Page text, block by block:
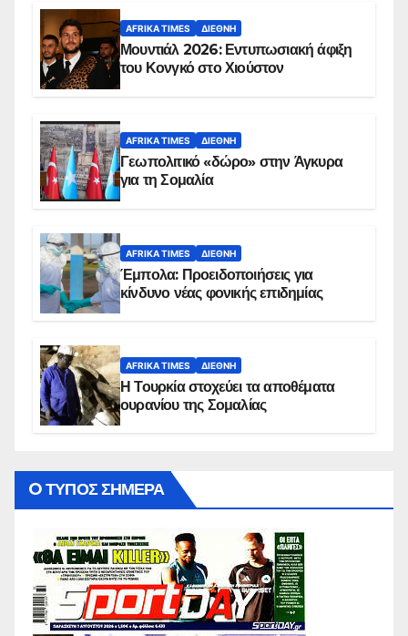
AFRIKA TIMES ΔΙΕΘΝΉ
Μουντιάλ 2026: Εντυπωσιακή άφιξη
του Κονγκό στο Χιούστον
AFRIKA TIMES ΔΙΕΘΝΉ
Γεωπολιτικό «δώρο» στην Άγκυρα
για τη Σομαλία
AFRIKA TIMES ΔΙΕΘΝΉ
Έμπολα: Προειδοποιήσεις για
κίνδυνο νέας φονικής επιδημίας
AFRIKA TIMES ΔΙΕΘΝΉ
Η Τουρκία στοχεύει τα αποθέματα
ουρανίου της Σομαλίας
O ΤΥΠΟΣ ΣΗΜΕΡΑ